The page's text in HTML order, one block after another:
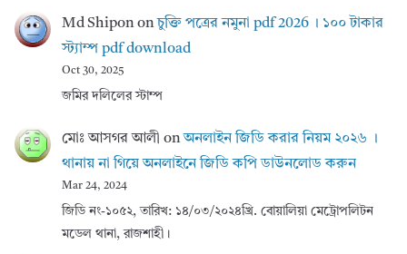
Md Shipononচুক্তি পত্রের নমুনা pdf 2026 । ১০০ টাকার
স্ট্যাম্প pdf download
Oct 30, 2025
জমির দলিলের স্টাম্প
মোঃ আসগর আলী onঅনলাইন জিডি করার নিয়ম ২০২৬ ।
থানায় না গিয়ে অনলাইনে জিডি কপি ডাউনলোড করুন
Mar 24, 2024
জিডি নং-১০৫২, তারিখ: ১৪/০৩/২০২৪খ্রি. বোয়ালিয়া মেট্রোপলিটন
মডেল থানা, রাজশাহী।